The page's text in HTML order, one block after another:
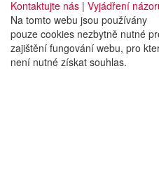
Kontaktujte nás | Vyjádření
Na tomto webu jsou používány
pouze cookies nezbytně nutné
zajištění fungování webu, pro
není nutné získat souhlas.